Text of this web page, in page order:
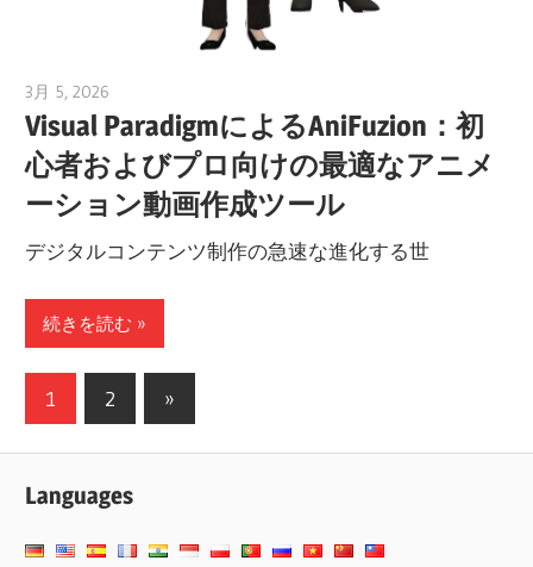
3月 5, 2026
Visual ParadigmによるAniFuzion：初
心者およびプロ向けの最適なアニメ
ーション動画作成ツール
デジタルコンテンツ制作の急速な進化する世
続きを読む
投
の
ペ
1 2
次
の
»
Languages